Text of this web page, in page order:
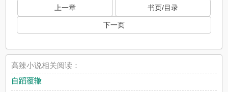
上一章 书页/目录
下一页
高辣小说相关阅读：
自蹈覆辙